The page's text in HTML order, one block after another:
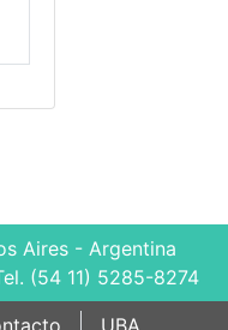
Aires - Argentina
(54 11) 5285-8274
UBA